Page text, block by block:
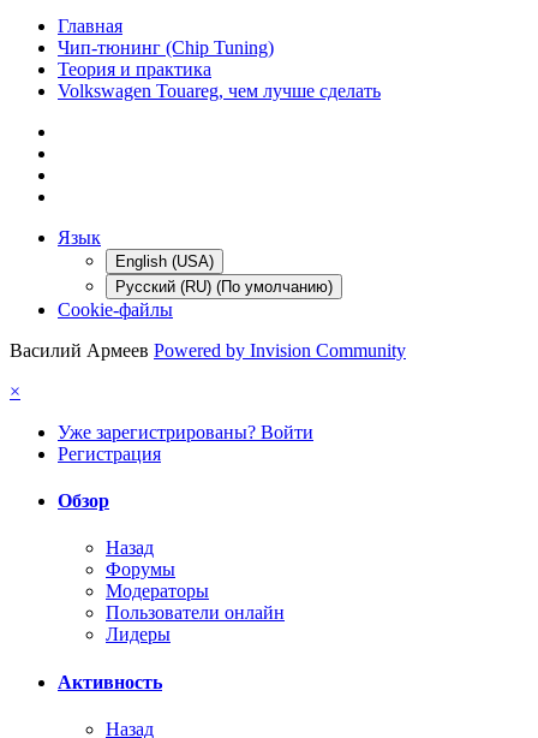
Главная
Чип-тюнинг (Chip Tuning)
Теория и практика
Volkswagen Touareg, чем лучше сделать
Язык
English (USA)
Русский (RU) (По умолчанию)
Cookie-файлы
Василий Армеев Powered by Invision Community
×
Уже зарегистрированы? Войти
Регистрация
Обзор
Назад
Форумы
Модераторы
Пользователи онлайн
Лидеры
Активность
Назад